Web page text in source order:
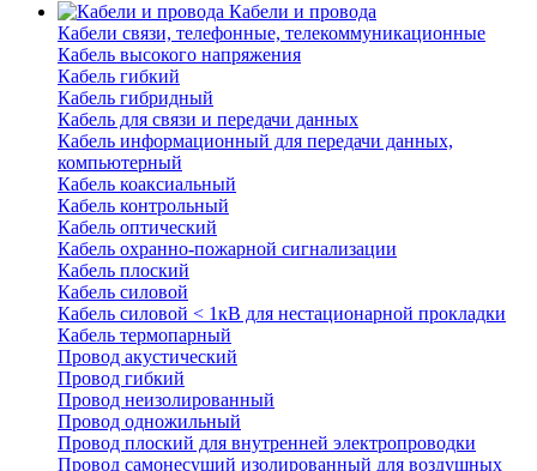
Кабели и провода
Кабели связи, телефонные, телекоммуникационные
Кабель высокого напряжения
Кабель гибкий
Кабель гибридный
Кабель для связи и передачи данных
Кабель информационный для передачи данных,
компьютерный
Кабель коаксиальный
Кабель контрольный
Кабель оптический
Кабель охранно-пожарной сигнализации
Кабель плоский
Кабель силовой
Кабель силовой < 1кВ для нестационарной прокладки
Кабель термопарный
Провод акустический
Провод гибкий
Провод неизолированный
Провод одножильный
Провод плоский для внутренней электропроводки
Провод самонесущий изолированный для воздушных